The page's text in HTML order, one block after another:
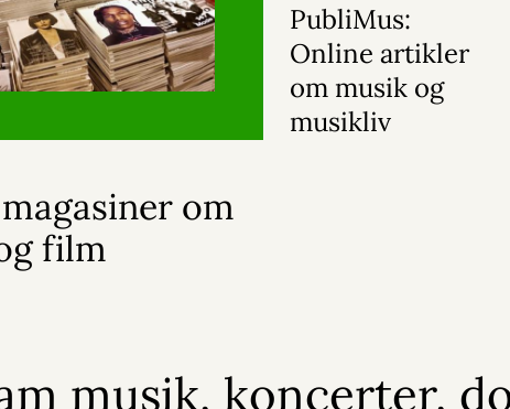
om
film
PubliMus:
Online artikler
om musik og
musikliv
musik, koncerter,